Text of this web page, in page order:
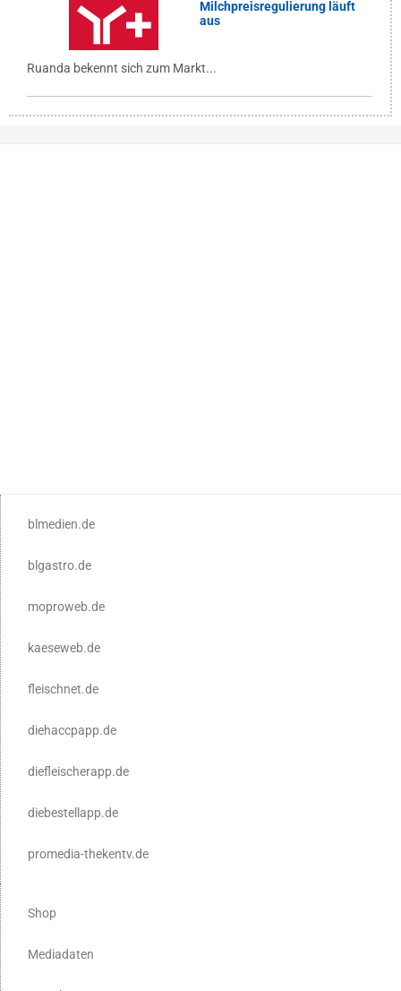
Milchpreisregulierung läuft
aus
Ruanda bekennt sich zum Markt...
blmedien.de
blgastro.de
moproweb.de
kaeseweb.de
fleischnet.de
diehaccpapp.de
diefleischerapp.de
diebestellapp.de
promedia-thekentv.de
Shop
Mediadaten